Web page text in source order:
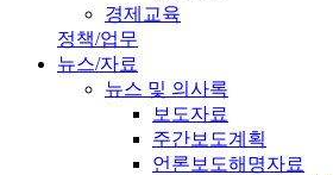
경제교육
정책/업무
뉴스/자료
뉴스 및 의사록
보도자료
주간보도계획
언론보도해명자료